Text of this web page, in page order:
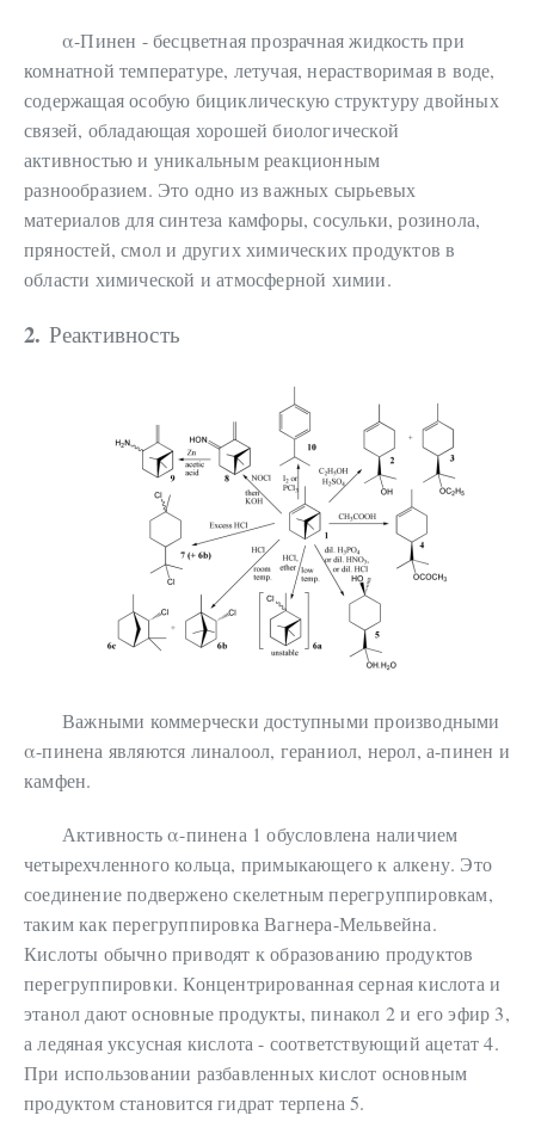
α-Пинен - бесцветная прозрачная жидкость при
комнатной температуре, летучая, нерастворимая в воде,
содержащая особую бициклическую структуру двойных
связей, обладающая хорошей биологической
активностью и уникальным реакционным
разнообразием. Это одно из важных сырьевых
материалов для синтеза камфоры, сосульки, розинола,
пряностей, смол и других химических продуктов в
области химической и атмосферной химии.
2. Реактивность
Важными коммерчески доступными производными
α-пинена являются линалоол, гераниол, нерол, а-пинен и
камфен.
Активность α-пинена 1 обусловлена наличием
четырехчленного кольца, примыкающего к алкену. Это
соединение подвержено скелетным перегруппировкам,
таким как перегруппировка Вагнера-Мельвейна.
Кислоты обычно приводят к образованию продуктов
перегруппировки. Концентрированная серная кислота и
этанол дают основные продукты, пинакол 2 и его эфир 3,
а ледяная уксусная кислота - соответствующий ацетат 4.
При использовании разбавленных кислот основным
продуктом становится гидрат терпена 5.